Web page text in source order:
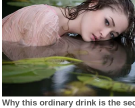
Why this ordinary drink is the